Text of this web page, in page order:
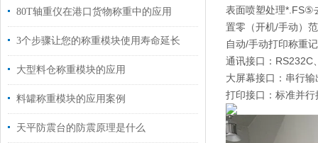
80T轴重仪在港口货物称重中的应用
3个步骤让您的称重模块使用寿命延长
大型料仓称重模块的应用
料罐称重模块的应用案例
天平防震台的防震原理是什么
表面喷塑处理*.FS⑤
置零（开机/手动）
自动/手动打印称重
通讯接口：RS232C
大屏幕接口：串行
打印接口：标准并